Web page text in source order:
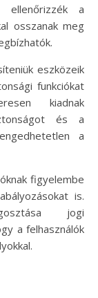
ellenőrizzék a
osszanak meg
eszközeik
funkciókat
kiadnak
és a
a
figyelembe
is.
jogi
a felhasználók